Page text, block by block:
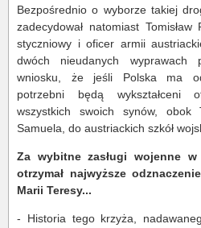
Bezpośrednio o wyborze takiej
zadecydował natomiast
styczniowy i oficer armii
dwóch nieudanych wyprawach
wniosku, że jeśli Polska ma
potrzebni będą wykształceni
wszystkich swoich synów,
Samuela, do austriackich szkół
Za wybitne zasługi wojenne
otrzymał najwyższe
Marii Teresy...
- Historia tego krzyża,